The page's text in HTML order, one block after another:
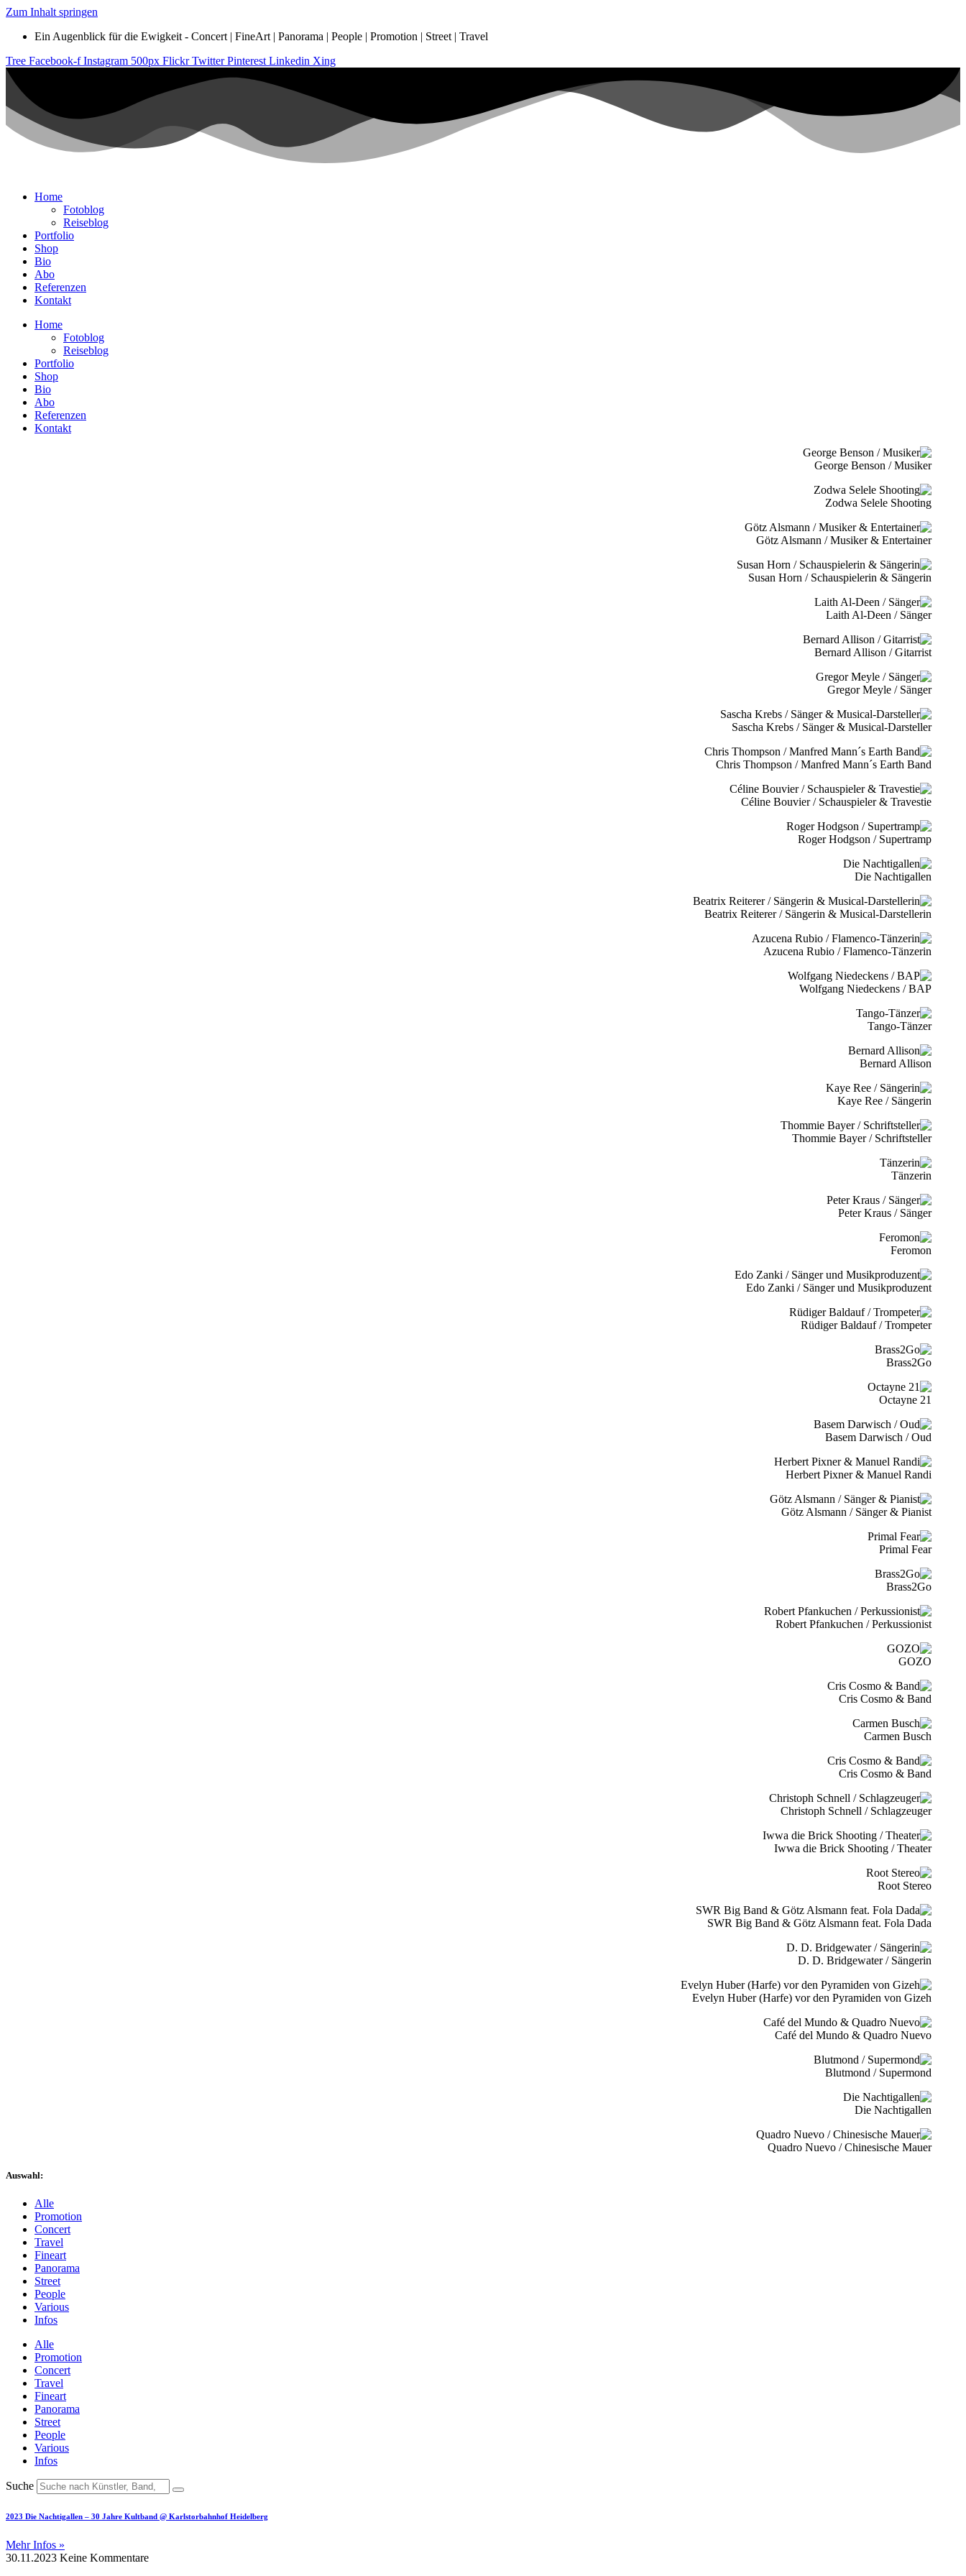
Zum Inhalt springen
Ein Augenblick für die Ewigkeit - Concert | FineArt | Panorama | People | Promotion | Street | Travel
Tree Facebook-f Instagram 500px Flickr Twitter Pinterest Linkedin Xing
Home
Fotoblog
Reiseblog
Portfolio
Shop
Bio
Abo
Referenzen
Kontakt
Home
Fotoblog
Reiseblog
Portfolio
Shop
Bio
Abo
Referenzen
Kontakt
George Benson / Musiker
Zodwa Selele Shooting
Götz Alsmann / Musiker & Entertainer
Susan Horn / Schauspielerin & Sängerin
Laith Al-Deen / Sänger
Bernard Allison / Gitarrist
Gregor Meyle / Sänger
Sascha Krebs / Sänger & Musical-Darsteller
Chris Thompson / Manfred Mann´s Earth Band
Céline Bouvier / Schauspieler & Travestie
Roger Hodgson / Supertramp
Die Nachtigallen
Beatrix Reiterer / Sängerin & Musical-Darstellerin
Azucena Rubio / Flamenco-Tänzerin
Wolfgang Niedeckens / BAP
Tango-Tänzer
Bernard Allison
Kaye Ree / Sängerin
Thommie Bayer / Schriftsteller
Tänzerin
Peter Kraus / Sänger
Feromon
Edo Zanki / Sänger und Musikproduzent
Rüdiger Baldauf / Trompeter
Brass2Go
21 Octayne
Basem Darwisch / Oud
Herbert Pixner & Manuel Randi
Götz Alsmann / Sänger & Pianist
Primal Fear
Brass2Go
Robert Pfankuchen / Perkussionist
GOZO
Cris Cosmo & Band
Carmen Busch
Cris Cosmo & Band
Christoph Schnell / Schlagzeuger
Iwwa die Brick Shooting / Theater
Root Stereo
SWR Big Band & Götz Alsmann feat. Fola Dada
D. D. Bridgewater / Sängerin
Evelyn Huber (Harfe) vor den Pyramiden von Gizeh
Café del Mundo & Quadro Nuevo
Blutmond / Supermond
Die Nachtigallen
Quadro Nuevo / Chinesische Mauer
Auswahl:
Alle
Promotion
Concert
Travel
Fineart
Panorama
Street
People
Various
Infos
Alle
Promotion
Concert
Travel
Fineart
Panorama
Street
People
Various
Infos
Suche
2023 Die Nachtigallen – 30 Jahre Kultband @ Karlstorbahnhof Heidelberg
Mehr Infos »
30.11.2023 Keine Kommentare